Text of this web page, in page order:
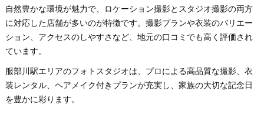
自然豊かな環境が魅力で、ロケーション撮影とスタジオ撮影の両方
に対応した店舗が多いのが特徴です。撮影プランや衣装のバリエー
ション、アクセスのしやすさなど、地元の口コミでも高く評価され
ています。
服部川駅エリアのフォトスタジオは、プロによる高品質な撮影、衣
装レンタル、ヘアメイク付きプランが充実し、家族の大切な記念日
を豊かに彩ります。